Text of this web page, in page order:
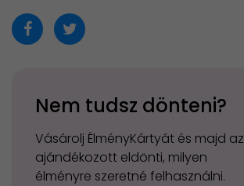
Nem tudsz dönteni?
Vásárolj ÉlményKártyát és majd az
ajándékozott eldönti, milyen
élményre szeretné felhasználni.